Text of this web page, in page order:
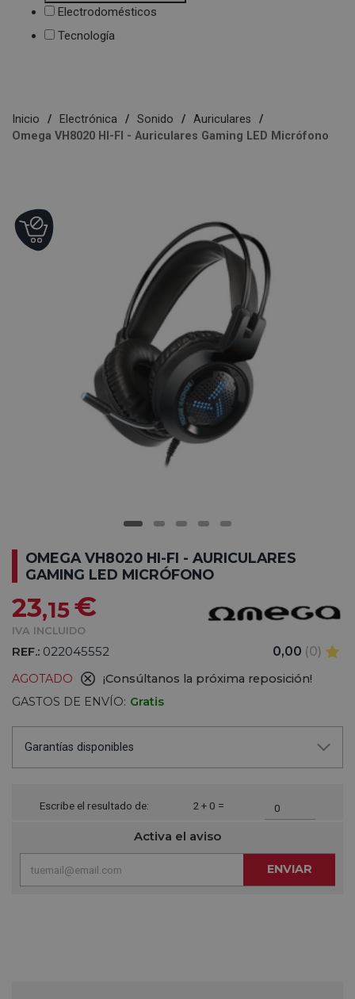
Electrodomésticos
Tecnología
Inicio Electrónica Sonido
Auriculares
Omega VH8020 HI-FI - Auriculares Gaming LED Micrófono
OMEGA VH8020 HI-FI - AURICULARES
GAMING LED MICRÓFONO
23,15€
IVA INCLUIDO
REF.: 022045552 0,00 (0)
AGOTADO
¡Consúltanos la próxima reposición!
GASTOS DE ENVÍO: Gratis
Garantías disponibles
Escribe el resultado de: 2 + 0 =
Activa el aviso
ENVIAR